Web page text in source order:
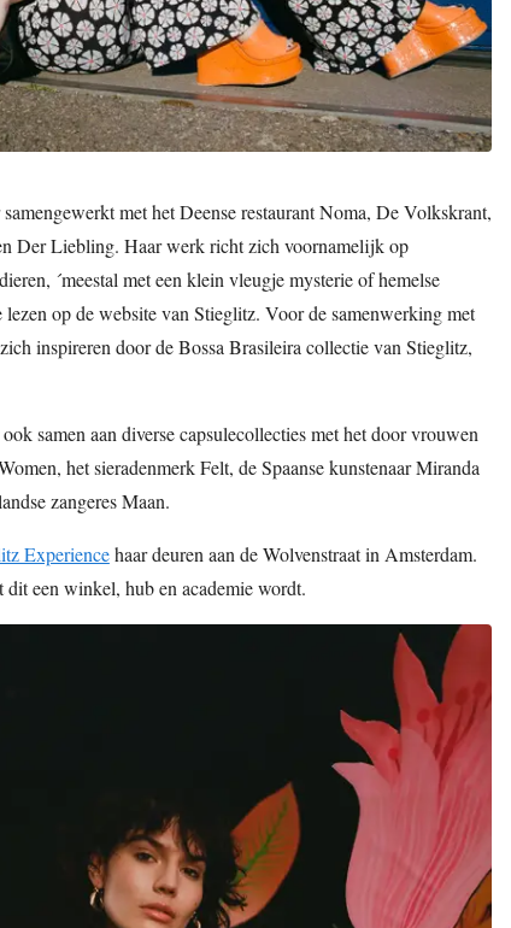
met het Deense restaurant Noma, De Volkskrant,
Der Liebling. Haar werk richt zich voornamelijk op
´meestal met een klein vleugje mysterie of hemelse
op de website van Stieglitz. Voor de samenwerking met
inspireren door de Bossa Brasileira collectie van Stieglitz,
samen aan diverse capsulecollecties met het door vrouwen
het sieradenmerk Felt, de Spaanse kunstenaar Miranda
zangeres Maan.
Experiencehaar deuren aan de Wolvenstraat in Amsterdam.
dit een winkel, hub en academie wordt.